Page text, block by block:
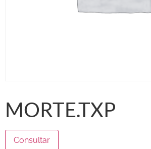
MORTE.TXP
Consultar